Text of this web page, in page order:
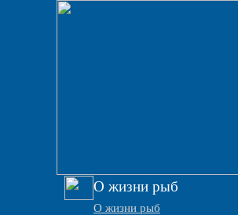
О жизни рыб
О жизни рыб